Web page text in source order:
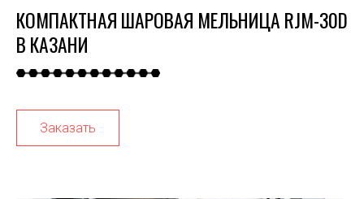
КОМПАКТНАЯ ШАРОВАЯ МЕЛЬНИЦА RJM-30D
В КАЗАНИ
Заказать